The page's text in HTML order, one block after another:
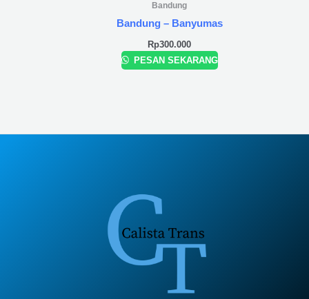
Bandung
Bandung – Banyumas
Rp300.000
PESAN SEKARANG